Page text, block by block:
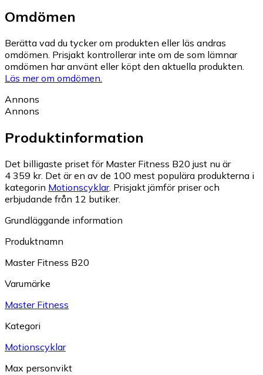
Omdömen
Berätta vad du tycker om produkten eller läs andras
omdömen. Prisjakt kontrollerar inte om de som lämnar
omdömen har använt eller köpt den aktuella produkten.
Läs mer om omdömen.
Annons
Annons
Produktinformation
Det billigaste priset för Master Fitness B20 just nu är
4 359 kr. Det är en av de 100 mest populära produkterna i
kategorin Motionscyklar. Prisjakt jämför priser och
erbjudande från 12 butiker.
Grundläggande information
Produktnamn
Master Fitness B20
Varumärke
Master Fitness
Kategori
Motionscyklar
Max personvikt